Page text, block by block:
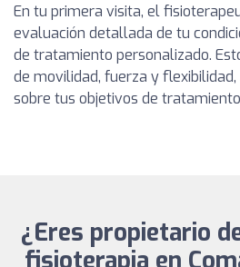
En tu primera visita, el
evaluación detallada de tu
de tratamiento personalizado.
de movilidad, fuerza y
sobre tus objetivos de
¿Eres propietario